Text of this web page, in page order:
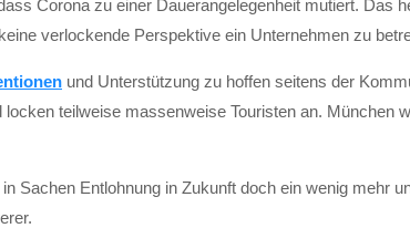
Corona zu einer Dauerangelegenheit mutiert.
verlockende Perspektive ein Unternehmen zu
und Unterstützung zu hoffen seitens der
teilweise massenweise Touristen an.
Sachen Entlohnung in Zukunft doch ein wenig mehr